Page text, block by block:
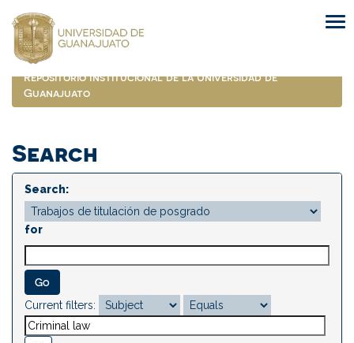
navigation
Repositorio Institucional de la Universidad de
Guanajuato
Search
Search:
for
Current filters: